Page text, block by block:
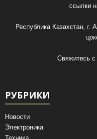
ссылки
Республика Казахстан,
Свяжитесь
РУБРИКИ
Новости
Электроника